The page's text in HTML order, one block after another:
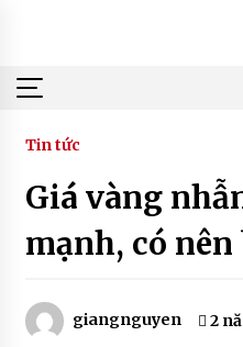
Tin tức
Giá vàng
mạnh, có nên
giangnguyen 2